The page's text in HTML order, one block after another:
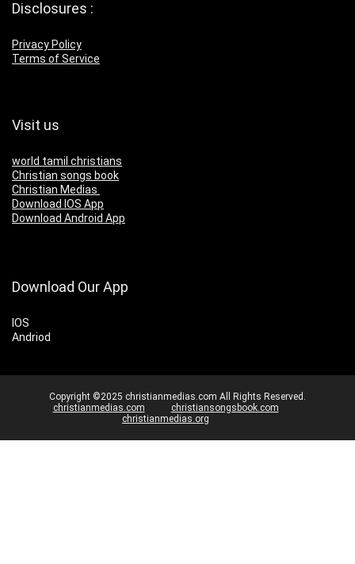
Disclosures :
Privacy Policy
Terms of Service
Visit us
world tamil christians
Christian songs book
Christian Medias
Download IOS App
Download Android App
Download Our App
IOS
Andriod
Copyright ©2025 christianmedias.com All Rights Reserved.
christianmedias.com
christiansongsbook.com
christianmedias.org